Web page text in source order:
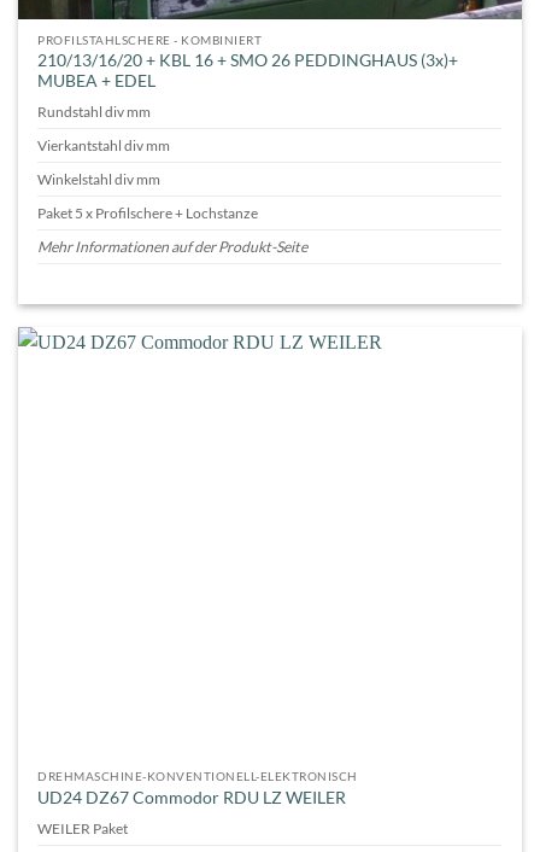
PROFILSTAHLSCHERE - KOMBINIERT
210/13/16/20 + KBL 16 + SMO 26 PEDDINGHAUS (3x)+
MUBEA + EDEL
Rundstahl div mm
Vierkantstahl div mm
Winkelstahl div mm
Paket 5 x Profilschere + Lochstanze
Mehr Informationen auf der Produkt-Seite
DREHMASCHINE-KONVENTIONELL-ELEKTRONISCH
UD24 DZ67 Commodor RDU LZ WEILER
WEILER Paket